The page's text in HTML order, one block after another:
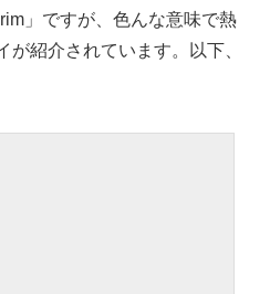
」ですが、色んな意味で熱
紹介されています。以下、